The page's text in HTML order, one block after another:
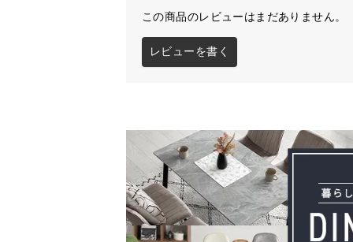
この商品のレビューはまだありません。
レビューを書く